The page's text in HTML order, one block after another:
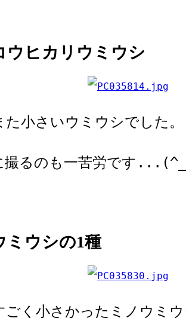
ウヒカリウミウシ
た小さいウミウシでした。
撮るのも一苦労です
ミウシの1種
ごく小さかったミノウミ